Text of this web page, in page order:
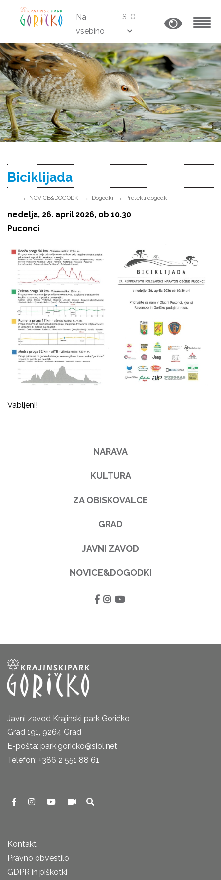
Na
vsebino
SLO
Biciklijada
NOVICE&DOGODKI Dogodki Pretekli dogodki
nedelja, 26. april 2026, ob 10.30
Puconci
Vabljeni!
NARAVA
KULTURA
ZA OBISKOVALCE
GRAD
JAVNI ZAVOD
NOVICE&DOGODKI
Javni zavod Krajinski park Goričko
Grad 191, 9264 Grad
E-pošta: park.goricko@siol.net
Telefon: +386 2 551 88 61
Kontakti
Pravno obvestilo
GDPR in piškotki